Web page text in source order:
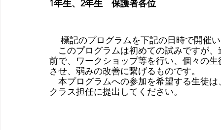
1年生、2年生　保護者各位
標記のプログラムを下記の日時で開催
このプログラムは初めての試みですが
前で、ワークショップ等を行い、個々の
させ、弱みの改善に繋げるものです。
本プログラムへの参加を希望する生徒
クラス担任に提出してください。